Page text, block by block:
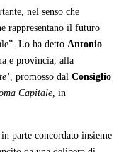
nel senso che
rappresentano il futuro
Lo ha detto Antonio
e provincia, alla
, promosso dal Consiglio
Capitale, in
parte concordato insieme